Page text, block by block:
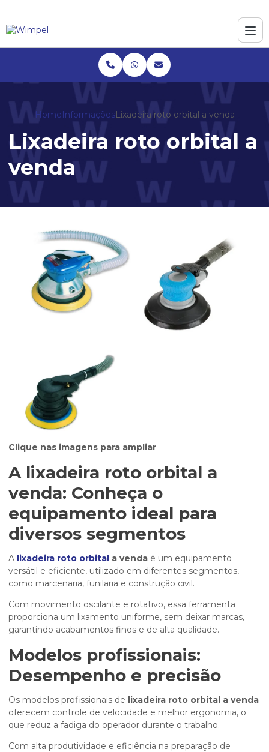
HomeInformaçõesLixadeira roto orbital a venda
Lixadeira roto orbital a
venda
Clique nas imagens para ampliar
A lixadeira roto orbital a
venda: Conheça o
equipamento ideal para
diversos segmentos
A lixadeira roto orbital a venda é um equipamento
versátil e eficiente, utilizado em diferentes segmentos,
como marcenaria, funilaria e construção civil.
Com movimento oscilante e rotativo, essa ferramenta
proporciona um lixamento uniforme, sem deixar marcas,
garantindo acabamentos finos e de alta qualidade.
Modelos profissionais:
Desempenho e precisão
Os modelos profissionais de lixadeira roto orbital a venda
oferecem controle de velocidade e melhor ergonomia, o
que reduz a fadiga do operador durante o trabalho.
Com alta produtividade e eficiência na preparação de